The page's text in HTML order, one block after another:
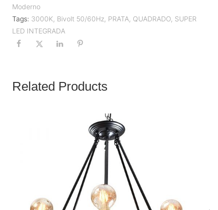
Moderno
Tags: 3000K, Bivolt 50/60Hz, PRATA, QUADRADO, SUPER
LED INTEGRADA
Related Products